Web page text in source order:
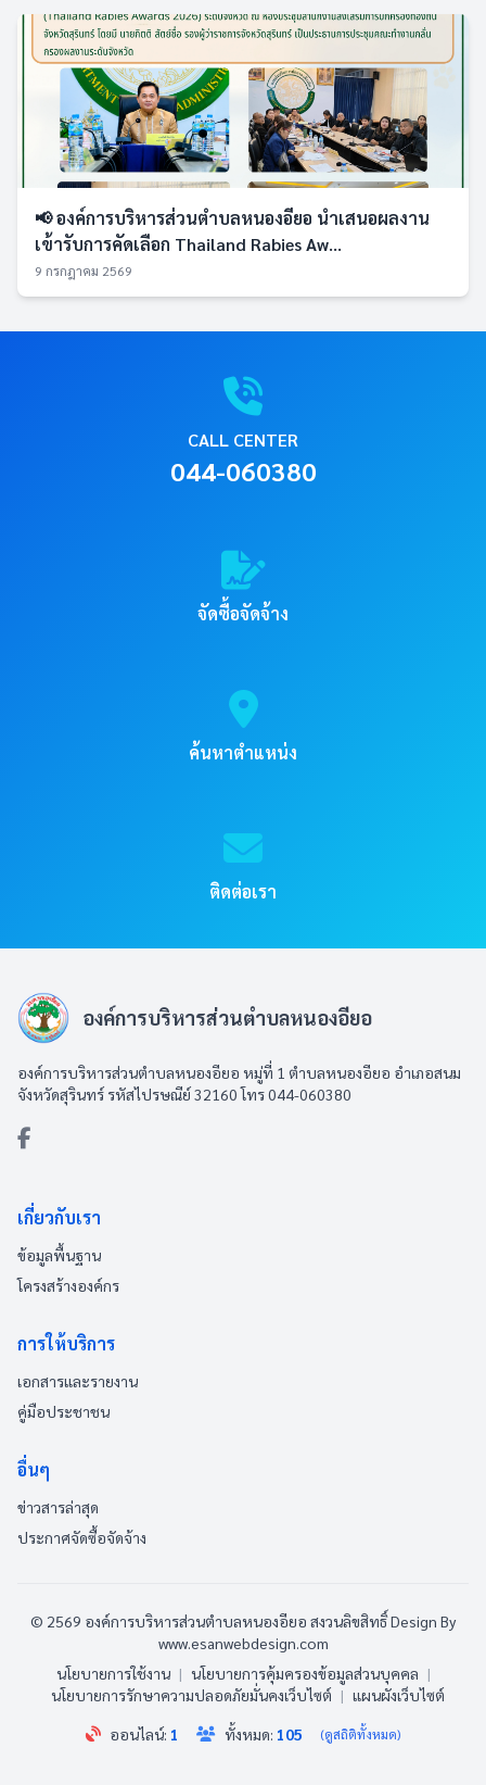
📢 องค์การบริหารส่วนตำบลหนองอียอ นำเสนอผลงาน
เข้ารับการคัดเลือก Thailand Rabies Aw...
9 กรกฎาคม 2569
CALL CENTER
044-060380
จัดซื้อจัดจ้าง
ค้นหาตำแหน่ง
ติดต่อเรา
องค์การบริหารส่วนตำบลหนองอียอ
องค์การบริหารส่วนตำบลหนองอียอ หมู่ที่ 1 ตำบลหนองอียอ อำเภอสนม
จังหวัดสุรินทร์ รหัสไปรษณีย์ 32160 โทร 044-060380
เกี่ยวกับเรา
ข้อมูลพื้นฐาน
โครงสร้างองค์กร
การให้บริการ
เอกสารและรายงาน
คู่มือประชาชน
อื่นๆ
ข่าวสารล่าสุด
ประกาศจัดซื้อจัดจ้าง
© 2569 องค์การบริหารส่วนตำบลหนองอียอ สงวนลิขสิทธิ์Design By
www.esanwebdesign.com
นโยบายการใช้งาน | นโยบายการคุ้มครองข้อมูลส่วนบุคคล |
นโยบายการรักษาความปลอดภัยมั่นคงเว็บไซต์ | แผนผังเว็บไซต์
ออนไลน์: 1 ทั้งหมด: 105 (ดูสถิติทั้งหมด)